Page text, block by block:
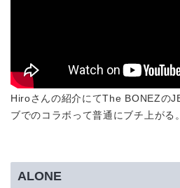
Hiroさんの紹介にてThe BONEZの
ブでのコラボって普通にブチ上がる。
ALONE